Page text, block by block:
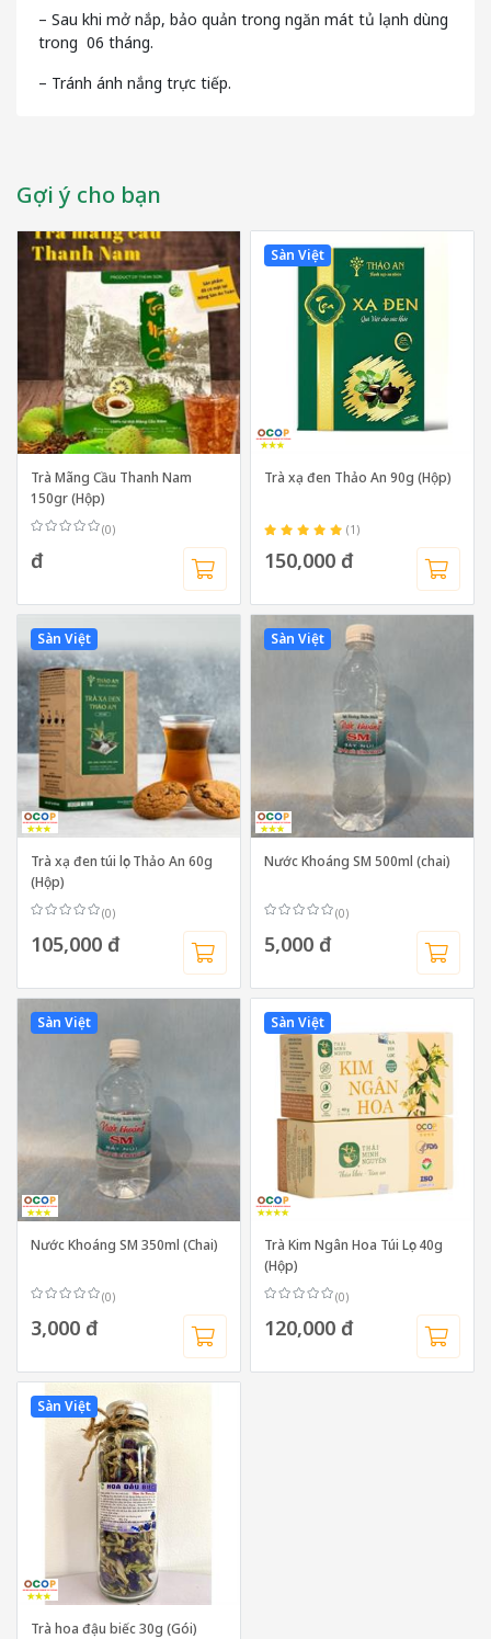
– Sau khi mở nắp, bảo quản trong ngăn mát tủ lạnh dùng
trong 06 tháng.
– Tránh ánh nắng trực tiếp.
Gợi ý cho bạn
Trà Mãng Cầu Thanh Nam
150gr (Hộp)
(0)
đ
Sàn Việt
Trà xạ đen Thảo An 90g (Hộp)
(1)
150,000 đ
Sàn Việt
Trà xạ đen túi lọc Thảo An 60g
(Hộp)
(0)
105,000 đ
Sàn Việt
Nước Khoáng SM 500ml (chai)
(0)
5,000 đ
Sàn Việt
Nước Khoáng SM 350ml (Chai)
(0)
3,000 đ
Sàn Việt
Trà Kim Ngân Hoa Túi Lọc 40g
(Hộp)
(0)
120,000 đ
Sàn Việt
Trà hoa đậu biếc 30g (Gói)